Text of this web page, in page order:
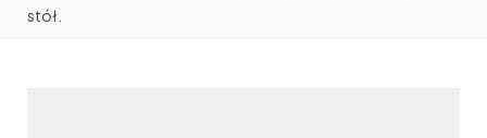
stół.